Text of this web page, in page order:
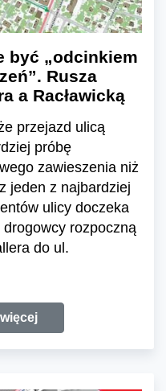
być „odcinkiem
Rusza
a Racławicką
przejazd ulicą
próbę
zawieszenia niż
jeden z najbardziej
ulicy doczeka
rozpoczną
do ul.